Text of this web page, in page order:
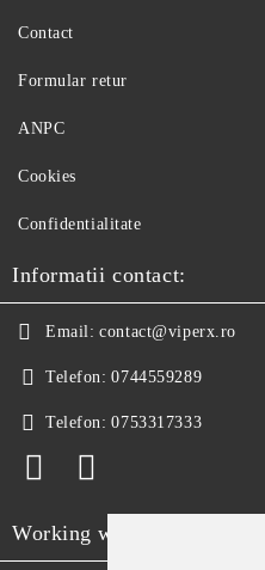
Contact
Formular retur
ANPC
Cookies
Confidentialitate
Informatii contact:
Email: contact@viperx.ro
Telefon: 0744559289
Telefon: 0753317333
Working with